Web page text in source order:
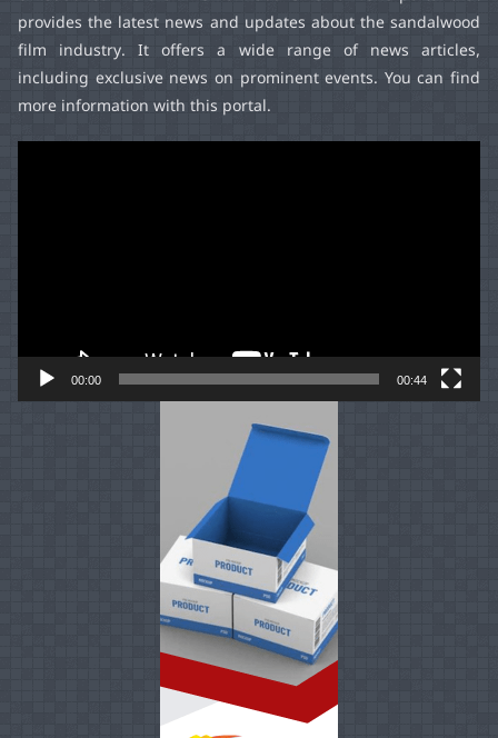
provides the latest news and updates about the sandalwood
film industry. It offers a wide range of news articles,
including exclusive news on prominent events. You can find
more information with this portal.
00:00 00:44